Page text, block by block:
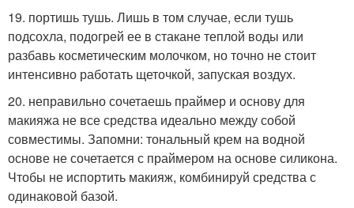
19. портишь тушь. Лишь в том случае, если тушь
подсохла, подогрей ее в стакане теплой воды или
разбавь косметическим молочком, но точно не стоит
интенсивно работать щеточкой, запуская воздух.
20. неправильно сочетаешь праймер и основу для
макияжа не все средства идеально между собой
совместимы. Запомни: тональный крем на водной
основе не сочетается с праймером на основе силикона.
Чтобы не испортить макияж, комбинируй средства с
одинаковой базой.